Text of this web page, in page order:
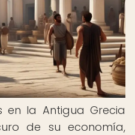
en la Antigua Grecia
de su economía,